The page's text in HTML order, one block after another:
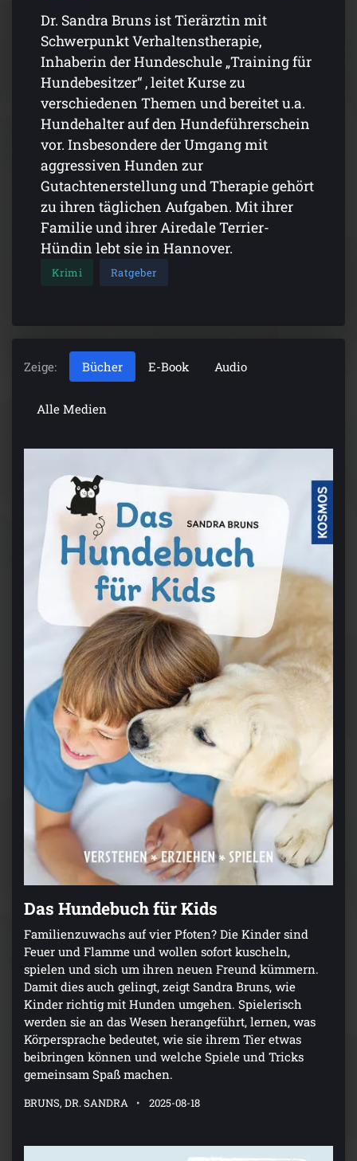
Dr. Sandra Bruns ist Tierärztin mit
Schwerpunkt Verhaltenstherapie,
Inhaberin der Hundeschule „Training für
Hundebesitzer“ , leitet Kurse zu
verschiedenen Themen und bereitet u.a.
Hundehalter auf den Hundeführerschein
vor. Insbesondere der Umgang mit
aggressiven Hunden zur
Gutachtenerstellung und Therapie gehört
zu ihren täglichen Aufgaben. Mit ihrer
Familie und ihrer Airedale Terrier-
Hündin lebt sie in Hannover.
Krimi Ratgeber
Zeige: Bücher E-Book Audio
Alle Medien
Das Hundebuch für Kids
Familienzuwachs auf vier Pfoten? Die Kinder sind
Feuer und Flamme und wollen sofort kuscheln,
spielen und sich um ihren neuen Freund kümmern.
Damit dies auch gelingt, zeigt Sandra Bruns, wie
Kinder richtig mit Hunden umgehen. Spielerisch
werden sie an das Wesen herangeführt, lernen, was
Körpersprache bedeutet, wie sie ihrem Tier etwas
beibringen können und welche Spiele und Tricks
gemeinsam Spaß machen.
BRUNS, DR. SANDRA 2025-08-18